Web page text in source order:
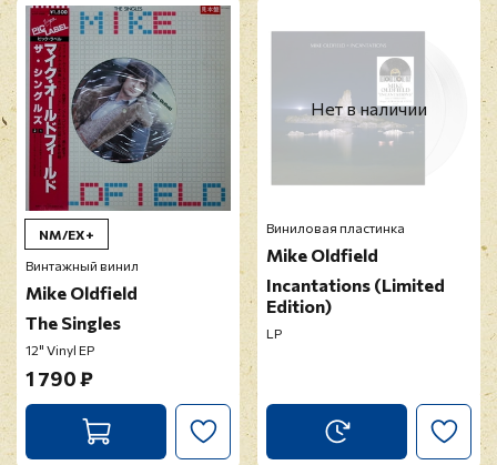
Прикрепить фото
Оставить отзыв
Перед публикацией отзывы проходят
модерацию
NM/EX+
Винтажный винил
Mike Oldfield
The Singles
12" Vinyl EP
1 790 ₽
Нет в наличии
Виниловая пластинка
Mike Oldfield
Incantations (Limited
Edition)
LP